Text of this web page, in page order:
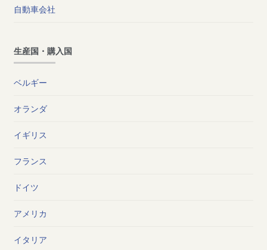
自動車会社
生産国・購入国
ベルギー
オランダ
イギリス
フランス
ドイツ
アメリカ
イタリア